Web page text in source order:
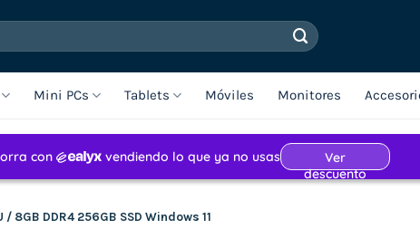
Mini PCs Tablets Móviles Monitores
8GB DDR4 256GB SSD Windows 11